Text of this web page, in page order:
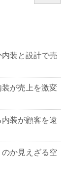
装と設計で売
が売上を激変
装が顧客を遠
か見えざる空